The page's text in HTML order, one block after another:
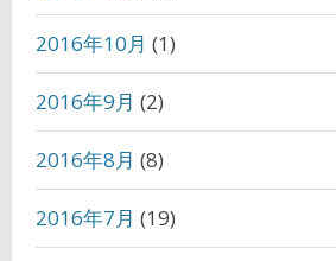
2016年10月 (1)
2016年9月 (2)
2016年8月 (8)
2016年7月 (19)